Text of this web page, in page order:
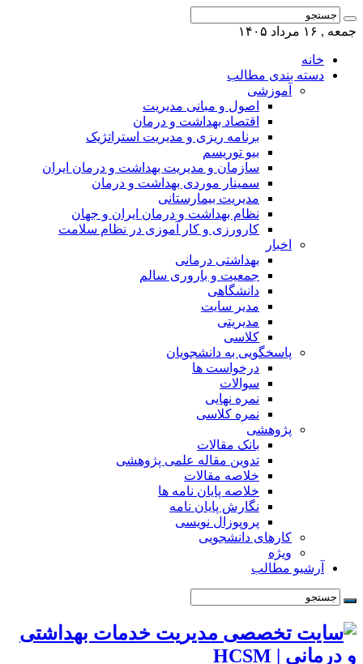
جمعه , ۱۶ مرداد ۱۴۰۵
خانه
دسته بندی مطالب
آموزشی
اصول و مبانی مدیریت
اقتصاد بهداشت و درمان
برنامه ریزی و مدیریت استراتژیک
بیو توریسم
سازمان و مدیریت بهداشت و درمان ایران
سمینار موردی بهداشت و درمان
مدیریت بیمارستانی
نظام بهداشت و درمان ایران و جهان
کارورزی و کار آموزی در نظام سلامت
اخبار
بهداشتی درمانی
جمعیت و باروری سالم
دانشگاهی
مدیر سایت
مدیریتی
کلاسی
پاسخگویی به دانشجویان
درخواست ها
سوالات
نمره نهایی
نمره کلاسی
پژوهشی
بانک مقالات
تدوین مقاله علمی پژوهشی
خلاصه مقالات
خلاصه پایان نامه ها
نگارش پایان نامه
پروپوزال نویسی
کارهای دانشجویی
ویژه
آرشیو مطالب